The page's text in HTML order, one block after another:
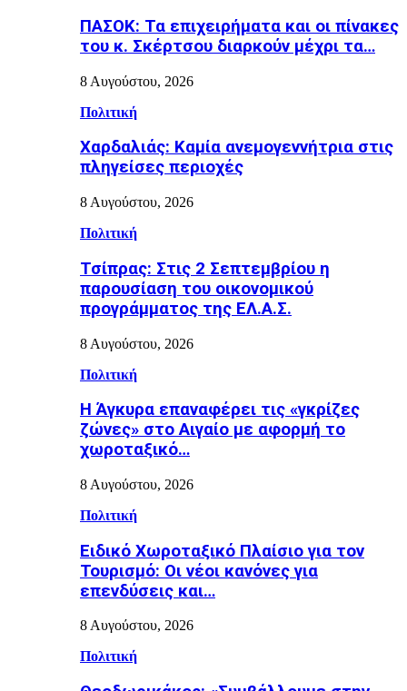
ΠΑΣΟΚ: Τα επιχειρήματα και οι πίνακες
του κ. Σκέρτσου διαρκούν μέχρι τα…
8 Αυγούστου, 2026
Πολιτική
Χαρδαλιάς: Καμία ανεμογεννήτρια στις
πληγείσες περιοχές
8 Αυγούστου, 2026
Πολιτική
Τσίπρας: Στις 2 Σεπτεμβρίου η
παρουσίαση του οικονομικού
προγράμματος της ΕΛ.Α.Σ.
8 Αυγούστου, 2026
Πολιτική
Η Άγκυρα επαναφέρει τις «γκρίζες
ζώνες» στο Αιγαίο με αφορμή το
χωροταξικό…
8 Αυγούστου, 2026
Πολιτική
Ειδικό Χωροταξικό Πλαίσιο για τον
Τουρισμό: Οι νέοι κανόνες για
επενδύσεις και…
8 Αυγούστου, 2026
Πολιτική